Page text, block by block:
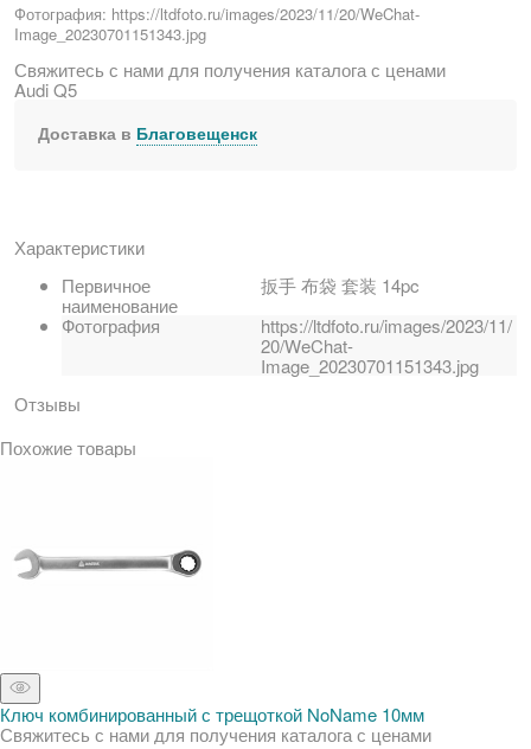
Фотография: https://ltdfoto.ru/images/2023/11/20/WeChat-
Image_20230701151343.jpg
Свяжитесь с нами для получения каталога с ценами
Audi Q5
Доставка в Благовещенск
Характеристики
Первичное
наименование
扳手 布袋 套装 14pc
Фотография
https://ltdfoto.ru/images/2023/11/
20/WeChat-
Image_20230701151343.jpg
Отзывы
Похожие товары
Ключ комбинированный с трещоткой NoName 10мм
Свяжитесь с нами для получения каталога с ценами